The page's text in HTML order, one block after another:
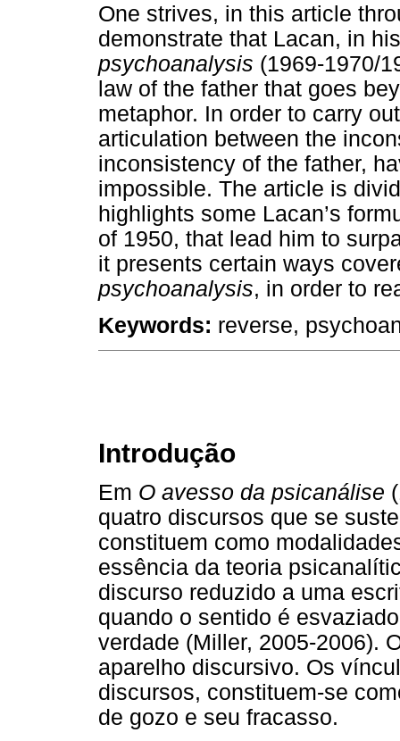
One strives, in this article
demonstrate that Lacan, in
psychoanalysis (1969-1970/
law of the father that goes
metaphor. In order to carry
articulation between the
inconsistency of the father,
impossible. The article is
highlights some Lacan’s
of 1950, that lead him to
it presents certain ways
psychoanalysis, in order to
Keywords: reverse,
Introdução
Em O avesso da psicanálise
quatro discursos que se
constituem como
essência da teoria
discurso reduzido a uma
quando o sentido é
verdade (Miller, 2005-2006).
aparelho discursivo. Os
discursos, constituem-se
de gozo e seu fracasso.